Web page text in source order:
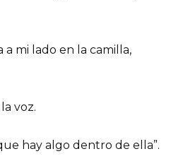
a mi lado en la camilla,
voz.
hay algo dentro de ella”.